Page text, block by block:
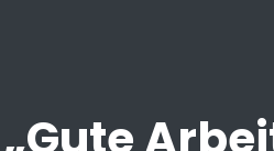
„Gute